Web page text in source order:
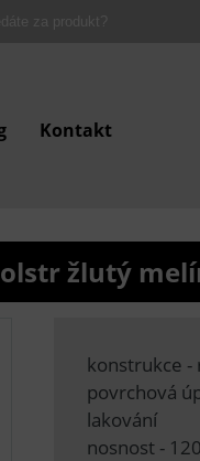
Kontakt
žlutý
konstrukce -
povrchová
lakování
nosnost -